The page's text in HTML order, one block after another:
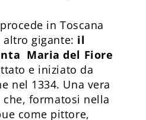
in Toscana
gigante: il
Maria del Fiore
e iniziato da
nel 1334. Una vera
che, formatosi nella
come pittore,